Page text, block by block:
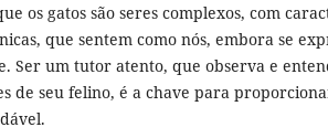
os gatos são seres complexos, com
que sentem como nós, embora se
Ser um tutor atento, que observa e
de seu felino, é a chave para